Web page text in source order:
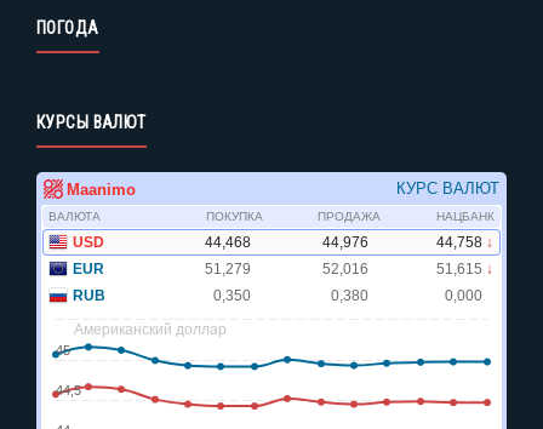
ПОГОДА
КУРСЫ ВАЛЮТ